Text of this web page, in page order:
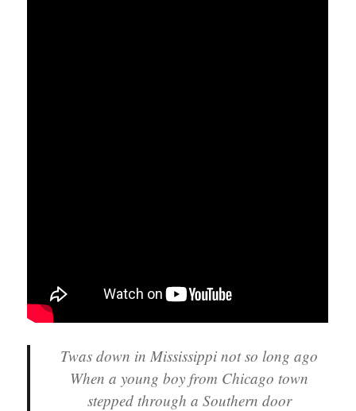
Twas down in Mississippi not so long ago
When a young boy from Chicago town
stepped through a Southern door